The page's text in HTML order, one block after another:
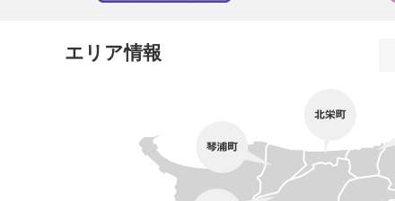
エリア情報